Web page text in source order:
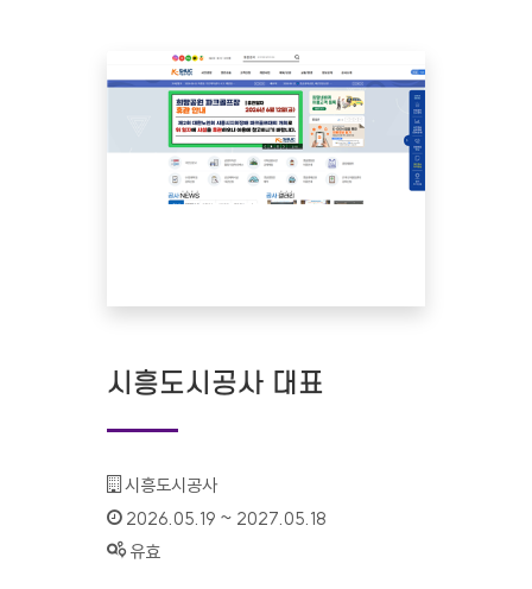
시흥도시공사 대표
기관명 :
시흥도시공사
인증기간 :
2026.05.19 ~ 2027.05.18
상태 :
유효